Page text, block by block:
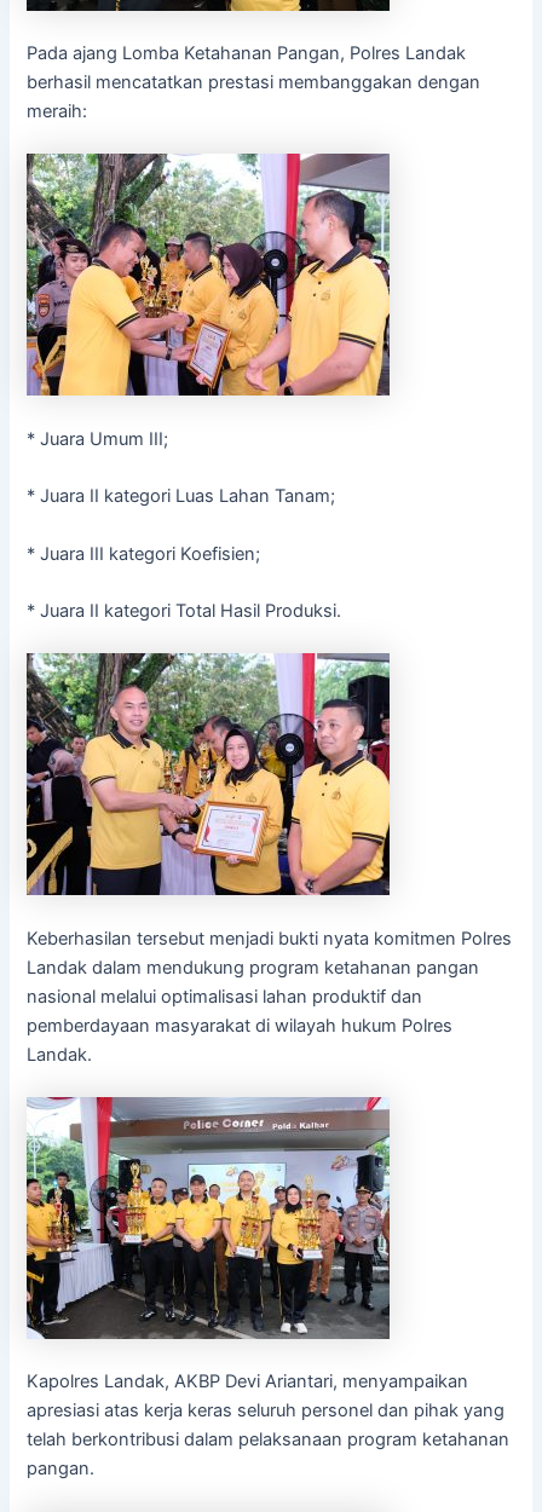
Pada ajang Lomba Ketahanan Pangan, Polres Landak
berhasil mencatatkan prestasi membanggakan dengan
meraih:
* Juara Umum III;
* Juara II kategori Luas Lahan Tanam;
* Juara III kategori Koefisien;
* Juara II kategori Total Hasil Produksi.
Keberhasilan tersebut menjadi bukti nyata komitmen Polres
Landak dalam mendukung program ketahanan pangan
nasional melalui optimalisasi lahan produktif dan
pemberdayaan masyarakat di wilayah hukum Polres
Landak.
Kapolres Landak, AKBP Devi Ariantari, menyampaikan
apresiasi atas kerja keras seluruh personel dan pihak yang
telah berkontribusi dalam pelaksanaan program ketahanan
pangan.